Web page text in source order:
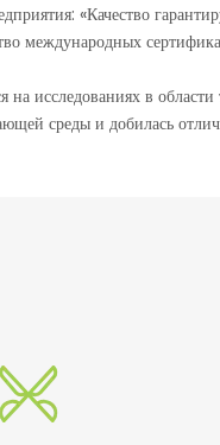
«Качество
международных
на исследованиях в
среды и добилась